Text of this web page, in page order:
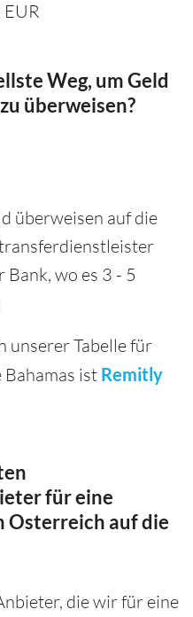
Weg, um Geld
überweisen?
überweisen auf die
wo es 3 - 5
unserer Tabelle für
ist Remitly
für eine
Osterreich auf die
die wir für eine